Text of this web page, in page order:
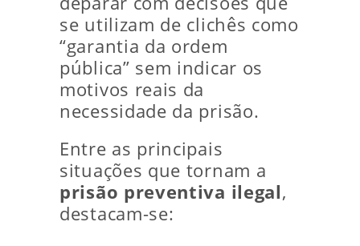
se utilizam de clichês como
“garantia da ordem
pública” sem indicar os
motivos reais da
necessidade da prisão.
Entre as principais
situações que tornam a
prisão preventiva ilegal,
destacam-se: